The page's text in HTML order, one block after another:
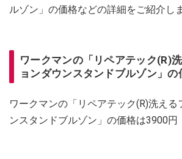
ルゾン」の価格などの詳細をご紹介し
ワークマンの「リペアテック(R)
ョンダウンスタンドブルゾン」の
ワークマンの「リペアテック(R)洗える
ンスタンドブルゾン」の価格は3900円